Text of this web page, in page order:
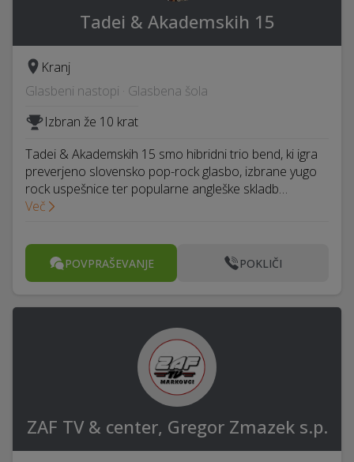
Tadei & Akademskih 15
Kranj
Glasbeni nastopi · Glasbena šola
Izbran že 10 krat
Tadei & Akademskih 15 smo hibridni trio bend, ki igra
preverjeno slovensko pop-rock glasbo, izbrane yugo
rock uspešnice ter popularne angleške skladb…
Več
POVPRAŠEVANJE POKLIČI
ZAF TV & center, Gregor Zmazek s.p.